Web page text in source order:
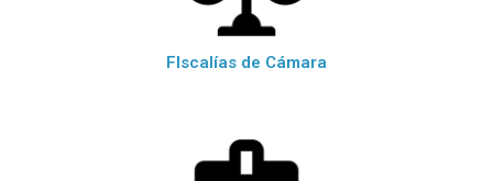
FIscalías de Cámara